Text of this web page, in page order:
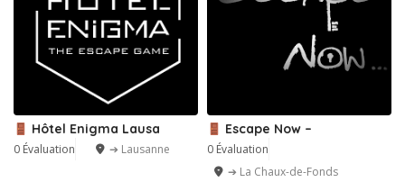
Hôtel Enigma Lausa
0 Évaluation ➔ Lausanne
Escape Now –
0 Évaluation
➔ La Chaux-de-Fonds